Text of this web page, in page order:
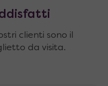
clienti sono il
da visita.